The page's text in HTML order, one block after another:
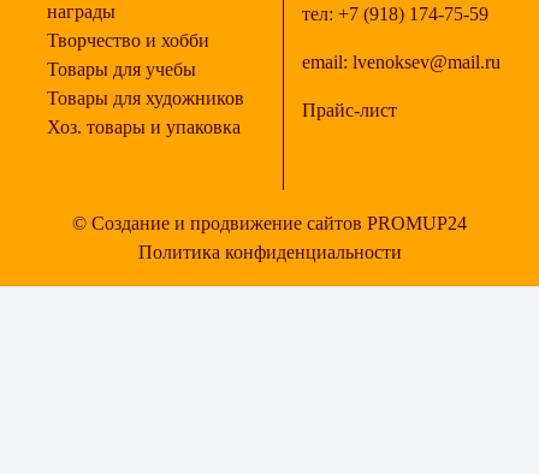
награды
Творчество и хобби
Товары для учебы
Товары для художников
Хоз. товары и упаковка
тел: +7 (918) 174-75-59
email: lvenoksev@mail.ru
Прайс-лист
© Создание и продвижение сайтов PROMUP24
Политика конфиденциальности